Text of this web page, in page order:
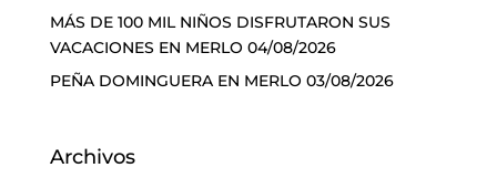
MÁS DE 100 MIL NIÑOS DISFRUTARON SUS
VACACIONES EN MERLO 04/08/2026
PEÑA DOMINGUERA EN MERLO 03/08/2026
Archivos